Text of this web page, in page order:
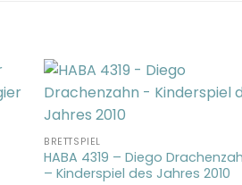
BRETTSPIEL
HABA 4319 – Diego
– Kinderspiel des Jahres 2010